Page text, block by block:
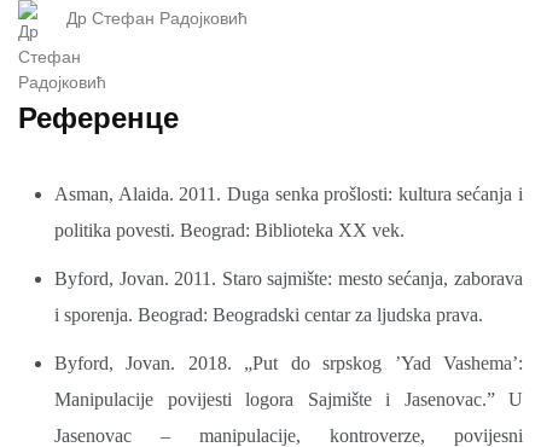
Др Стефан Радојковић
Референце
Asman, Alaida. 2011. Duga senka prošlosti: kultura sećanja i
politika povesti. Beograd: Biblioteka XX vek.
Byford, Jovan. 2011. Staro sajmište: mesto sećanja, zaborava
i sporenja. Beograd: Beogradski centar za ljudska prava.
Byford, Jovan. 2018. „Put do srpskog ’Yad Vashema’:
Manipulacije povijesti logora Sajmište i Jasenovac.” U
Jasenovac – manipulacije, kontroverze, povijesni